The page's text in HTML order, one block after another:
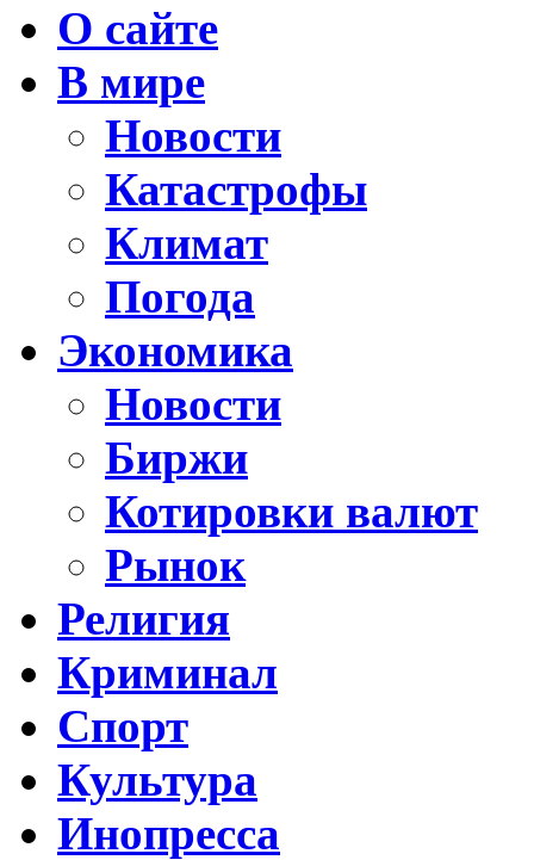
О сайте
В мире
Новости
Катастрофы
Климат
Погода
Экономика
Новости
Биржи
Котировки валют
Рынок
Религия
Криминал
Спорт
Культура
Инопресса